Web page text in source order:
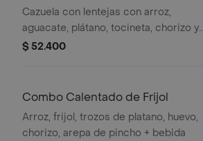
Cazuela con lentejas con arroz,
aguacate, plátano, tocineta, chorizo y
huevo + bebida
$ 52.400
Combo Calentado de Frijol
Arroz, frijol, trozos de platano, huevo,
chorizo, arepa de pincho + bebida